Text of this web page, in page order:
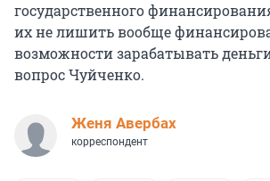
государственного
их не лишить вообще
возможности зарабатывать
вопрос Чуйченко.
Женя Авербах
корреспондент